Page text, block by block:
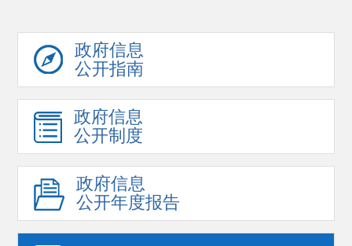
政府信息
公开指南
政府信息
公开制度
政府信息
公开年度报告